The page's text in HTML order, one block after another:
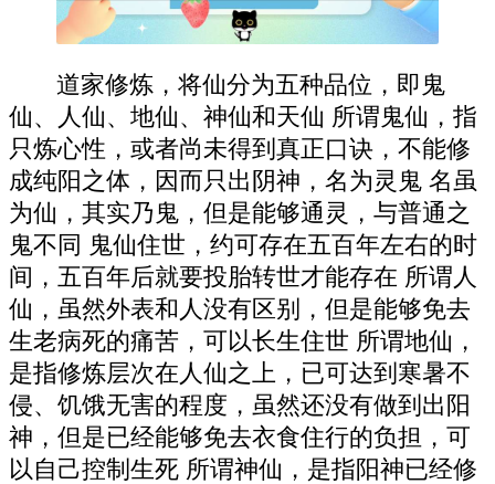
道家修炼，将仙分为五种品位，即鬼
仙、人仙、地仙、神仙和天仙 所谓鬼仙，指
只炼心性，或者尚未得到真正口诀，不能修
成纯阳之体，因而只出阴神，名为灵鬼 名虽
为仙，其实乃鬼，但是能够通灵，与普通之
鬼不同 鬼仙住世，约可存在五百年左右的时
间，五百年后就要投胎转世才能存在 所谓人
仙，虽然外表和人没有区别，但是能够免去
生老病死的痛苦，可以长生住世 所谓地仙，
是指修炼层次在人仙之上，已可达到寒暑不
侵、饥饿无害的程度，虽然还没有做到出阳
神，但是已经能够免去衣食住行的负担，可
以自己控制生死 所谓神仙，是指阳神已经修